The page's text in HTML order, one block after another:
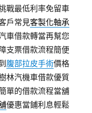
戰最低利率免留車
戶常見客製化軸承
車借款轉當再幫您
支票借款流程簡便
腹部拉皮手術價格
林汽機車借款優質
單的借款流程當舖
優惠當鋪利息輕鬆